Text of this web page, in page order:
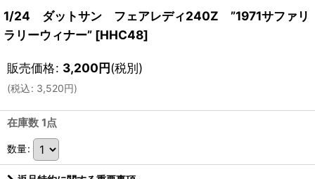
1/24 ダットサン フェアレディ240Z ”1971サファリ
ラリーウィナー” [HHC48]
販売価格: 3,200円(税別)
(税込: 3,520円)
在庫数 1点
数量: